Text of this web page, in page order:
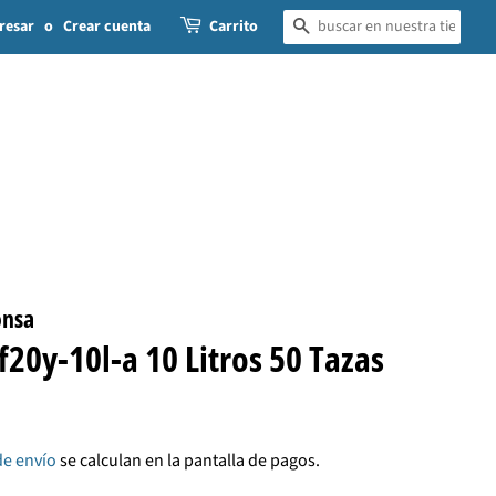
o Crear cuenta Carrito BUSCAR
10l-a 10 Litros 50 Tazas
envíose calculan en la pantalla de pagos.